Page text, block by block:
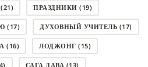
(21) ПРАЗДНИКИ (19)
(17) ДУХОВНЫЙ УЧИТЕЛЬ (17)
(16) ЛОДЖОНГ (15)
САГА ДАВА (13)